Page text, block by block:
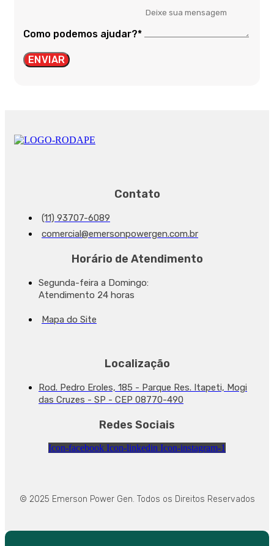
Como podemos ajudar?*
ENVIAR
Contato
(11) 93707-6089
comercial@emersonpowergen.com.br
Horário de Atendimento
Segunda-feira a Domingo:
Atendimento 24 horas
Mapa do Site
Localização
Rod. Pedro Eroles, 185 - Parque Res. Itapeti, Mogi
das Cruzes - SP - CEP 08770-490
Redes Sociais
Icon-facebook Icon-linkedin Icon-instagram-1
© 2025 Emerson Power Gen. Todos os Direitos Reservados